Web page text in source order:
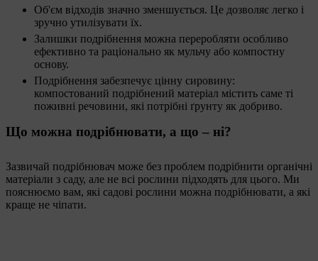
Об'єм відходів значно зменшується. Це дозволяє легко і
зручно утилізувати їх.
Залишки подрібнення можна переробляти особливо
ефективно та раціонально як мульчу або компостну
основу.
Подрібнення забезпечує цінну сировину:
компостований подрібнений матеріал містить саме ті
поживні речовини, які потрібні ґрунту як добриво.
Що можна подрібнювати, а що – ні?
Зазвичай подрібнювач може без проблем подрібнити органічні
матеріали з саду, але не всі рослини підходять для цього. Ми
пояснюємо вам, які садові рослини можна подрібнювати, а які
краще не чіпати.